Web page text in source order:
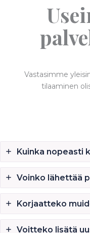
Vastasimme
tilaaminen
Kuinka nopeasti
Voinko lähettää
Korjaatteko
Voitteko lisätä